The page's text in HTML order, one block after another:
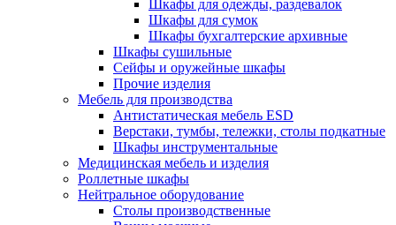
Шкафы для одежды, раздевалок
Шкафы для сумок
Шкафы бухгалтерские архивные
Шкафы сушильные
Сейфы и оружейные шкафы
Прочие изделия
Мебель для производства
Антистатическая мебель ESD
Верстаки, тумбы, тележки, столы подкатные
Шкафы инструментальные
Медицинская мебель и изделия
Роллетные шкафы
Нейтральное оборудование
Столы производственные